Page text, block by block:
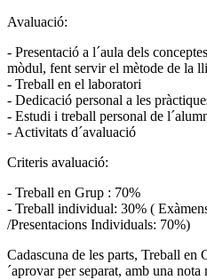
Avaluació:
- Presentació a l´aula dels
mòdul, fent servir el mètode de la
- Treball en el laboratori
- Dedicació personal a les
- Estudi i treball personal de
- Activitats d´avaluació
Criteris avaluació:
- Treball en Grup : 70%
- Treball individual: 30% (
/Presentacions Individuals: 70%)
Cadascuna de les parts, Treball
´aprovar per separat, amb una nota